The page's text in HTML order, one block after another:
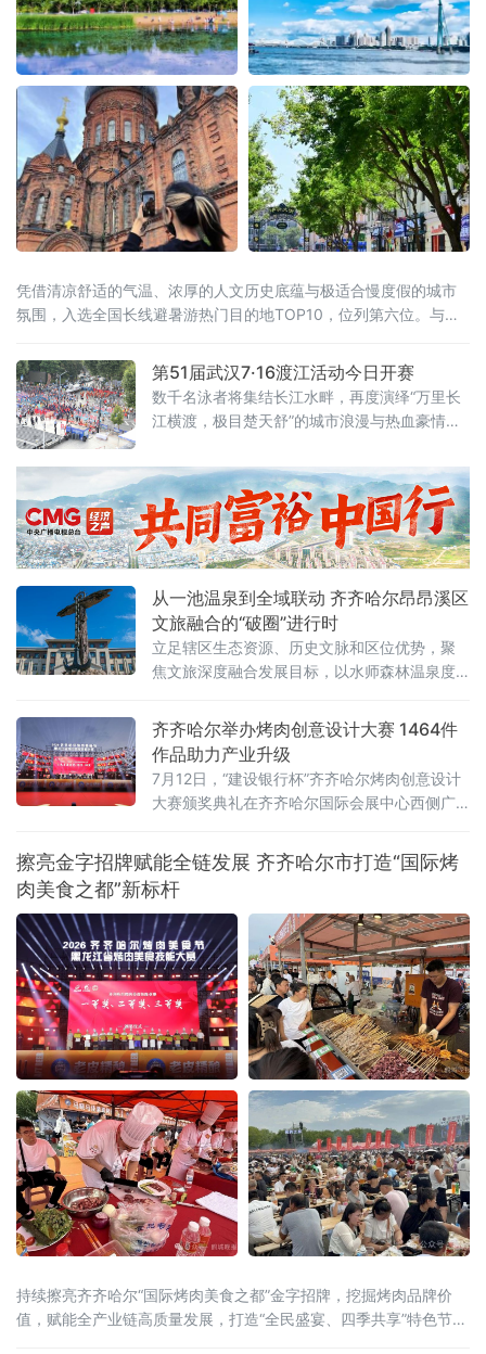
凭借清凉舒适的气温、浓厚的人文历史底蕴与极适合慢度假的城市
氛围，入选全国长线避暑游热门目的地TOP10，位列第六位。与此
双上榜，让“避暑胜地·清凉龙江”的品牌在这个夏天格外耀眼。“天然
空调”是最硬核的底牌当全国多地持续“炙烤”模式，哈尔滨的清凉堪
称
第51届武汉7·16渡江活动今日开赛
数千名泳者将集结长江水畔，再度演绎“万里长
江横渡，极目楚天舒”的城市浪漫与热血豪情。
战赛和群众方队横渡两个项目，兼顾专业竞技
性与全民参与性。参赛选手均在武昌汉阳门1号
明口码头下水，个人抢渡长江挑战赛至汉阳南
岸嘴起水，全程游程约1800米，经过十
从一池温泉到全域联动 齐齐哈尔昂昂溪区
文旅融合的“破圈”进行时
立足辖区生态资源、历史文脉和区位优势，聚
焦文旅深度融合发展目标，以水师森林温泉度
赛事、涉外交流、历史街区、文物遗址多元文
旅资源，破除单点运营、季节受限、业态分散
发展瓶颈，探索特色化、全季节、全域化文旅
融合发展新路径，推动辖区文旅产业从单点景
区提质向全域业态联动升级，激活区域文
齐齐哈尔举办烤肉创意设计大赛 1464件
作品助力产业升级
7月12日，“建设银行杯”齐齐哈尔烤肉创意设计
大赛颁奖典礼在齐齐哈尔国际会展中心西侧广
共收到有效参赛作品1464件，旨在通过创意设
计赋能烤肉产业，推动本土品牌提质升级。地
方有关部门负责人、高校师生、设计从业者、
餐饮企业代表及媒体记者参加典礼，共同见证
优秀设计作品颁奖，并围绕创意成果的产业转
化展开交
擦亮金字招牌赋能全链发展 齐齐哈尔市打造“国际烤
肉美食之都”新标杆
持续擦亮齐齐哈尔“国际烤肉美食之都”金字招牌，挖掘烤肉品牌价
值，赋能全产业链高质量发展，打造“全民盛宴、四季共享”特色节庆